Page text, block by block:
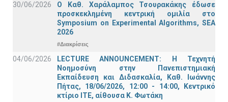
30/06/2026
Ο Καθ. Χαράλαμπος Τσουρακάκης έδωσε
προσκεκλημένη κεντρική ομιλία στο
Symposium on Experimental Algorithms, SEA
2026
#Διακρίσεις
04/06/2026
LECTURE ANNOUNCEMENT: Η Τεχνητή
Νοημοσύνη στην Πανεπιστημιακή
Εκπαίδευση και Διδασκαλία, Καθ. Ιωάννης
Πήτας, 18/06/2026, 12:00 - 14:00, Κεντρικό
κτίριο ΙΤΕ, αίθουσα Κ. Φωτάκη